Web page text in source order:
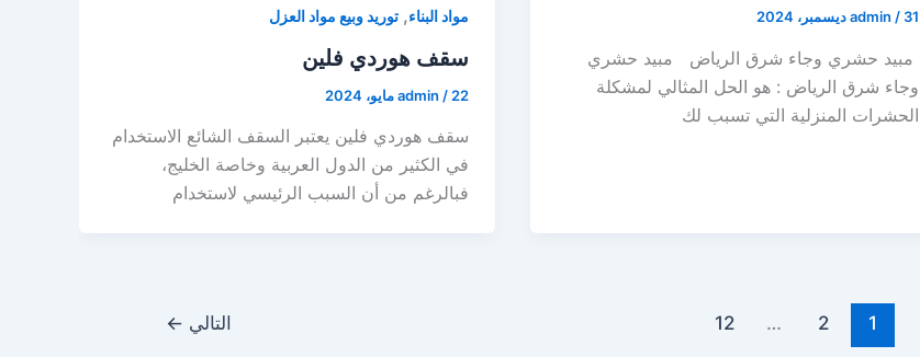
admin / 31 ديسمبر، 2024
مبيد حشري وجاء شرق الرياض مبيد حشري
وجاء شرق الرياض : هو الحل المثالي لمشكلة
الحشرات المنزلية التي تسبب لك
مواد البناء,توريد وبيع مواد العزل
سقف هوردي فلين
admin / 22 مايو، 2024
سقف هوردي فلين يعتبر السقف الشائع الاستخدام
في الكثير من الدول العربية وخاصة الخليج،
فبالرغم من أن السبب الرئيسي لاستخدام
1
2
…
12 التالي ←